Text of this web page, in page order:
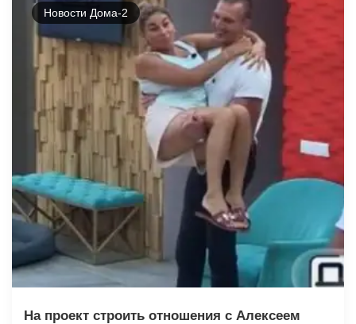
Новости Дома-2
На проект строить отношения с Алексеем